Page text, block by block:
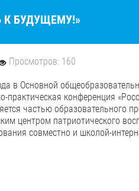
К БУДУЩЕМУ!»
Просмотров: 160
в Основной
практическая конференция
частью образовательного
центром патриотического
совместно и школой-